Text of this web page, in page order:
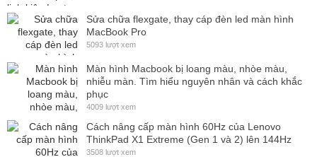
Sửa chữa flexgate, thay cáp đèn led màn hình
MacBook Pro
5093 lượt xem
Màn hình Macbook bị loang màu, nhòe màu,
nhiễu màn. Tìm hiểu nguyên nhân và cách khắc
phục
4009 lượt xem
Cách nâng cấp màn hình 60Hz của Lenovo
ThinkPad X1 Extreme (Gen 1 và 2) lên 144Hz
3508 lượt xem